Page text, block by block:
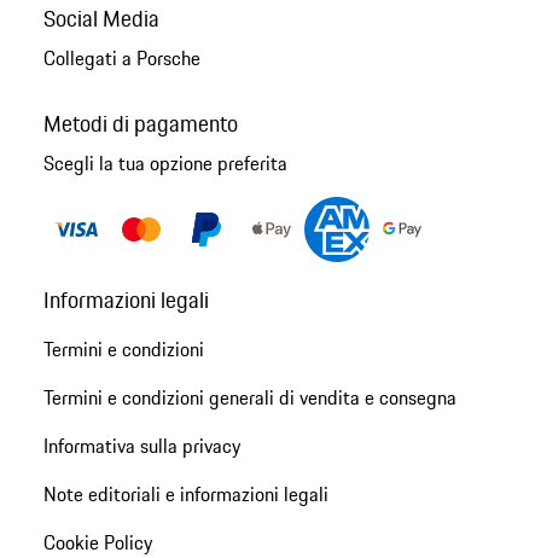
Social Media
Collegati a Porsche
Metodi di pagamento
Scegli la tua opzione preferita
Informazioni legali
Termini e condizioni
Termini e condizioni generali di vendita e consegna
Informativa sulla privacy
Note editoriali e informazioni legali
Cookie Policy